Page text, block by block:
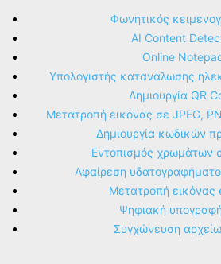
Φωνητικός
AI Content
Online
Υπολογιστής κατανάλωσης
Δημιουργία QR
Μετατροπή εικόνας σε JPEG,
Δημιουργία κωδικών
Εντοπισμός χρωμάτων
Αφαίρεση
Μετατροπή εικόνας
Ψηφιακή
Συγχώνευση